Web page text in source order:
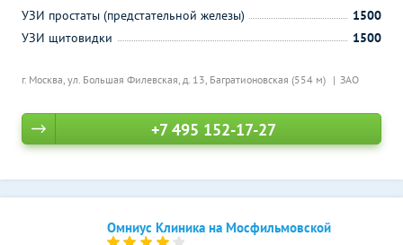
г. Москва, ул. Большая Филевская, д. 13, Багратионовская (554 м) ЗАО
УЗИ простаты (предстательной железы)
1500
УЗИ щитовидки
1500
+7 495 152-17-27
Омниус Клиника на Мосфильмовской